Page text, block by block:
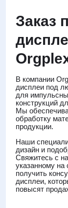
Заказ
В компании
дисплеи под
для
конструкций
Мы
обработку
продукции.
Наши
дизайн и
Свяжитесь с
указанному на
получить
дисплеи,
повысят